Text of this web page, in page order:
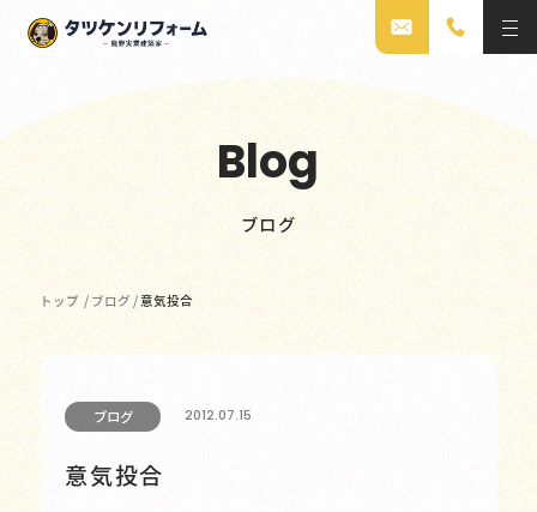
Blog
ブログ
トップ / ブログ /意気投合
ブログ 2012.07.15
意気投合